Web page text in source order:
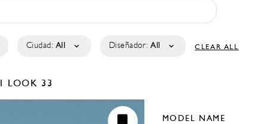
Ciudad: All Diseñador: All CLEAR ALL
LOOK 33
MODEL NAME